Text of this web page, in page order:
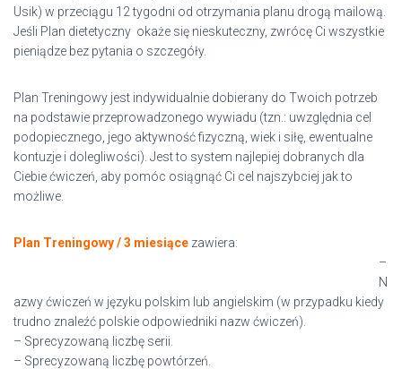
Usik) w przeciągu 12 tygodni od otrzymania planu drogą mailową.
Jeśli Plan dietetyczny okaże się nieskuteczny, zwrócę Ci wszystkie
pieniądze bez pytania o szczegóły.
Plan Treningowy jest indywidualnie dobierany do Twoich potrzeb
na podstawie przeprowadzonego wywiadu (tzn.: uwzględnia cel
podopiecznego, jego aktywność fizyczną, wiek i siłę, ewentualne
kontuzje i dolegliwości). Jest to system najlepiej dobranych dla
Ciebie ćwiczeń, aby pomóc osiągnąć Ci cel najszybciej jak to
możliwe.
Plan Treningowy / 3 miesiące zawiera:
–
N
azwy ćwiczeń w języku polskim lub angielskim (w przypadku kiedy
trudno znaleźć polskie odpowiedniki nazw ćwiczeń).
– Sprecyzowaną liczbę serii.
– Sprecyzowaną liczbę powtórzeń.